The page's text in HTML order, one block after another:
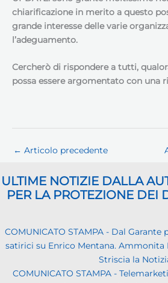
chiarificazione in merito a questo
grande interesse delle varie
l’adeguamento.
Cercherò di rispondere a tutti,
possa essere argomentato con una
← Articolo precedente
ULTIME NOTIZIE DALLA
PER LA PROTEZIONE DEI
COMUNICATO STAMPA - Dal
satirici su Enrico Mentana. Ammonita
Striscia la
COMUNICATO STAMPA -